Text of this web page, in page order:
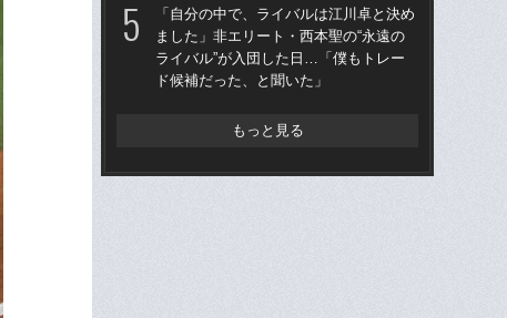
「自分の中で、ライバルは江川卓と決め
ました」非エリート・西本聖の“永遠の
ライバル”が入団した日…「僕もトレー
ド候補だった、と聞いた」
もっと見る